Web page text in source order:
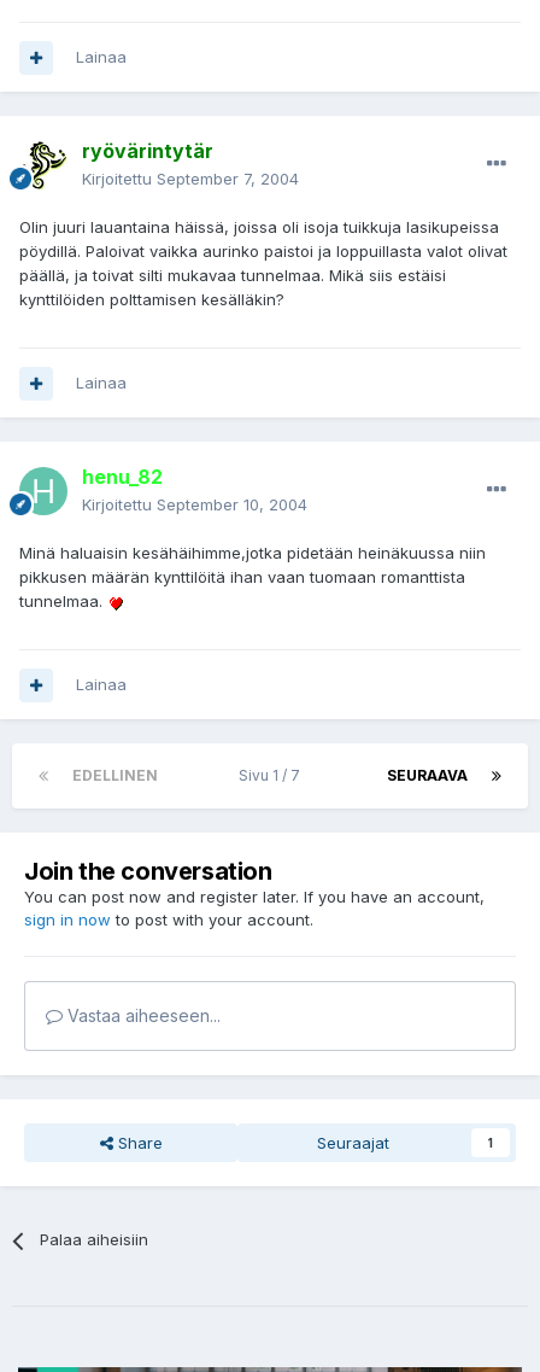
Lainaa
ryövärintytär
Kirjoitettu September 7, 2004
Olin juuri lauantaina häissä, joissa oli isoja tuikkuja lasikupeissa
pöydillä. Paloivat vaikka aurinko paistoi ja loppuillasta valot olivat
päällä, ja toivat silti mukavaa tunnelmaa. Mikä siis estäisi
kynttilöiden polttamisen kesälläkin?
Lainaa
henu_82
Kirjoitettu September 10, 2004
Minä haluaisin kesähäihimme,jotka pidetään heinäkuussa niin
pikkusen määrän kynttilöitä ihan vaan tuomaan romanttista
tunnelmaa.
Lainaa
EDELLINEN SEURAAVA
Sivu 1 / 7
Join the conversation
You can post now and register later. If you have an account,
sign in now to post with your account.
Vastaa aiheeseen...
Share Seuraajat 1
Palaa aiheisiin